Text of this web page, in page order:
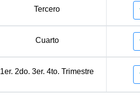
Tercero
Cuarto
1er. 2do. 3er. 4to. Trimestre